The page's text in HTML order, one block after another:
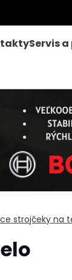
Servis
strojčeky na